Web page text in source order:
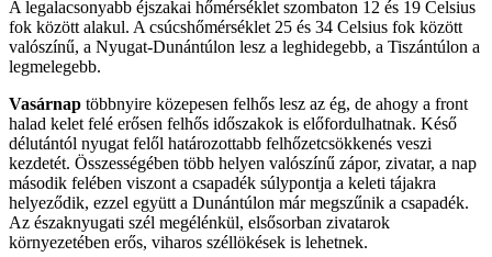
A legalacsonyabb éjszakai hőmérséklet szombaton 12 és 19 Celsius
fok között alakul. A csúcshőmérséklet 25 és 34 Celsius fok között
valószínű, a Nyugat-Dunántúlon lesz a leghidegebb, a Tiszántúlon a
legmelegebb.
Vasárnap többnyire közepesen felhős lesz az ég, de ahogy a front
halad kelet felé erősen felhős időszakok is előfordulhatnak. Késő
délutántól nyugat felől határozottabb felhőzetcsökkenés veszi
kezdetét. Összességében több helyen valószínű zápor, zivatar, a nap
második felében viszont a csapadék súlypontja a keleti tájakra
helyeződik, ezzel együtt a Dunántúlon már megszűnik a csapadék.
Az északnyugati szél megélénkül, elsősorban zivatarok
környezetében erős, viharos széllökések is lehetnek.